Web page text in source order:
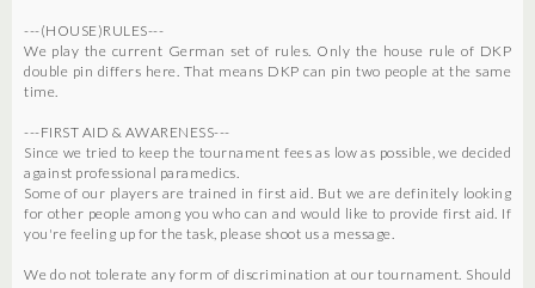
---(HOUSE)RULES---
We play the current German set of rules. Only the house rule of DKP
double pin differs here. That means DKP can pin two people at the same
time.
---FIRST AID & AWARENESS---
Since we tried to keep the tournament fees as low as possible, we decided
against professional paramedics.
Some of our players are trained in first aid. But we are definitely looking
for other people among you who can and would like to provide first aid. If
you're feeling up for the task, please shoot us a message.
We do not tolerate any form of discrimination at our tournament. Should